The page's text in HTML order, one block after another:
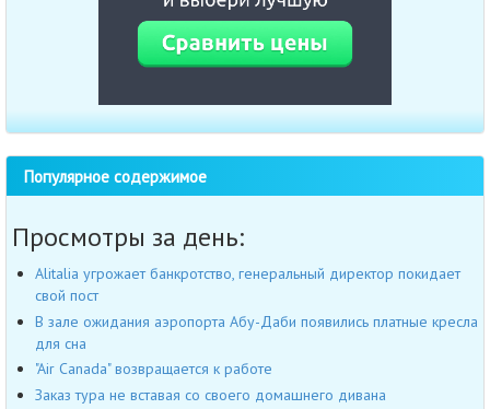
Популярное содержимое
Просмотры за день:
Alitalia угрожает банкротство, генеральный директор покидает
свой пост
В зале ожидания аэропорта Абу-Даби появились платные кресла
для сна
"Air Canada" возвращается к работе
Заказ тура не вставая со своего домашнего дивана